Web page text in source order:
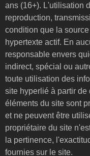
ans (16+). L'utilisation
reproduction,
condition que la
hypertexte actif. En
responsable envers
indirect, spécial ou
toute utilisation des
site hyperlié à partir de
éléments du site sont
et ne peuvent être
propriétaire du site
la pertinence,
fournies sur le site.